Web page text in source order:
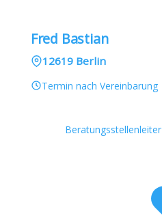
Fred Bastian
12619 Berlin
Termin nach Vereinbarung
Beratungsstellenleiter